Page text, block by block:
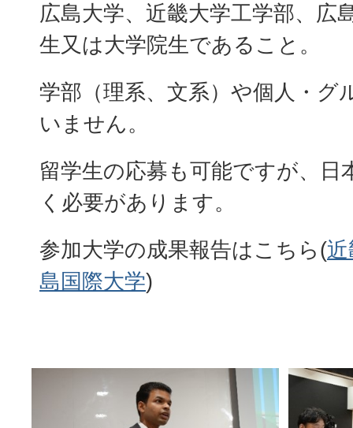
広島大学、近畿大学工学部、広
生又は大学院生であること。
学部（理系、文系）や個人・グ
いません。
留学生の応募も可能ですが、日
く必要があります。
参加大学の成果報告はこちら(
島国際大学)